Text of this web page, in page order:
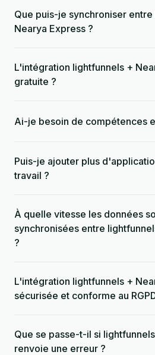
Que puis-je synchroniser
Nearya Express ?
L'intégration lightfunnels +
gratuite ?
Ai-je besoin de compétences
Puis-je ajouter plus
travail ?
À quelle vitesse les données
synchronisées entre
?
L'intégration lightfunnels +
sécurisée et conforme au
Que se passe-t-il si
renvoie une erreur ?